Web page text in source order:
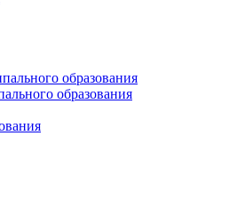
образования
образования